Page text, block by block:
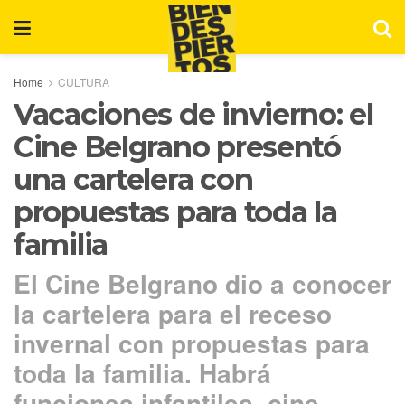
Home CULTURA
Vacaciones de invierno: el
Cine Belgrano presentó
una cartelera con
propuestas para toda la
familia
El Cine Belgrano dio a conocer
la cartelera para el receso
invernal con propuestas para
toda la familia. Habrá